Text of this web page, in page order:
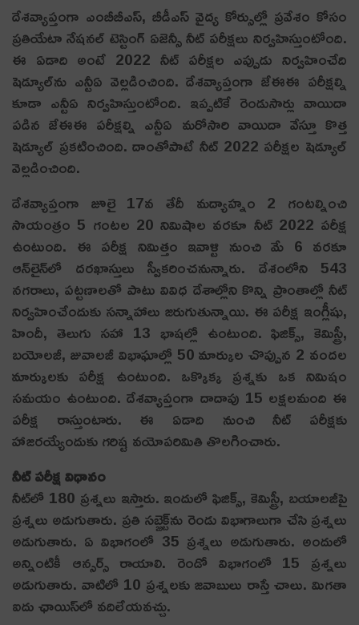
దేశవ్యాప్తంగా ఎంబీబీఎస్, బీడీఎస్ వైద్య కోర్సుల్లో ప్రవేశం కోసం
ప్రతియేటా నేషనల్ టెస్టింగ్ ఏజెన్సీ నీట్ పరీక్షలు నిర్వహిస్తుంటోంది.
ఈ ఏడాది అంటే 2022 నీట్ పరీక్షల ఎప్పుడు నిర్వహించేది
షెడ్యూల్‌ను ఎన్టీఏ వెల్లడించింది. దేశవ్యాప్తంగా జేఈఈ పరీక్షల్ని
కూడా ఎన్టీఏ నిర్వహిస్తుంటోంది. ఇప్పటికే రెండుసార్లు వాయిదా
పడిన జేఈఈ పరీక్షల్ని ఎన్టీఏ మరోసారి వాయిదా వేస్తూ కొత్త
షెడ్యూల్ ప్రకటించింది. దాంతోపాటే నీట్ 2022 పరీక్షల షెడ్యూల్
వెల్లడించింది.
దేశవ్యాప్తంగా జూలై 17వ తేదీ మద్యాహ్నం 2 గంటల్నించి
సాయంత్రం 5 గంటల 20 నిమిషాల వరకూ నీట్ 2022 పరీక్ష
ఉంటుంది. ఈ పరీక్ష నిమిత్తం ఇవాళ్టి నుంచి మే 6 వరకూ
ఆన్‌లైన్‌లో దరఖాస్తులు స్వీకరించనున్నారు. దేశంలోని 543
నగరాలు, పట్టణాలతో పాటు వివిధ దేశాల్లోని కొన్ని ప్రాంతాల్లో నీట్
నిర్వహించేందుకు సన్నాహాలు జరుగుతున్నాయి. ఈ పరీక్ష ఇంగ్లీషు,
హిందీ, తెలుగు సహా 13 భాషల్లో ఉంటుంది. ఫిజిక్స్, కెమిస్ట్రీ,
బయోలజీ, జువాలజీ విభాఘాల్లో 50 మార్కుల చొప్పున 2 వందల
మార్కులకు పరీక్ష ఉంటుంది. ఒక్కొక్క ప్రశ్నకు ఒక నిమిషం
సమయం ఉంటుంది. దేశవ్యాప్తంగా దాదాపు 15 లక్షలమంది ఈ
పరీక్ష రాస్తుంటారు. ఈ ఏడాది నుంచి నీట్ పరీక్షకు
హాజరయ్యేందుకు గరిష్ట వయోపరిమితి తొలగించారు.
నీట్ పరీక్ష విధానం
నీట్‌లో 180 ప్రశ్నలు ఇస్తారు. ఇందులో ఫిజిక్స్, కెమిస్ట్రీ, బయాలజీపై
ప్రశ్నలు అడుగుతారు. ప్రతి సబ్జెక్ట్‌ను రెండు విభాగాలుగా చేసి ప్రశ్నలు
అడుగుతారు. ఏ విభాగంలో 35 ప్రశ్నలు అడుగుతారు. అందులో
అన్నింటికీ ఆన్సర్స్ రాయాలి. రెండో విభాగంలో 15 ప్రశ్నలు
అడుగుతారు. వాటిలో 10 ప్రశ్నలకు జవాబులు రాస్తే చాలు. మిగతా
ఐదు ఛాయిస్‌లో వదిలేయవచ్చు.